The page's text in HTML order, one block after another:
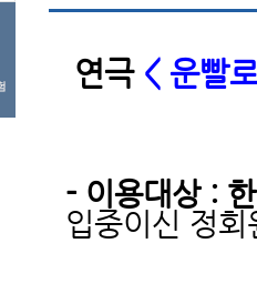
연극< 운빨
- 이용대상 :
입중이신 정회